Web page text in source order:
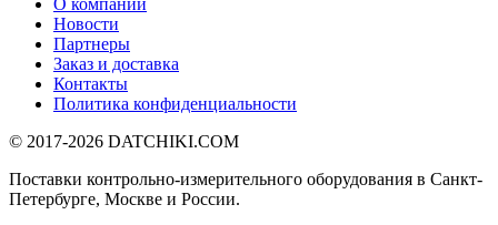
О компании
Новости
Партнеры
Заказ и доставка
Контакты
Политика конфиденциальности
© 2017-2026 DATCHIKI.COM
Поставки контрольно-измерительного оборудования в Санкт-
Петербурге, Москве и России.